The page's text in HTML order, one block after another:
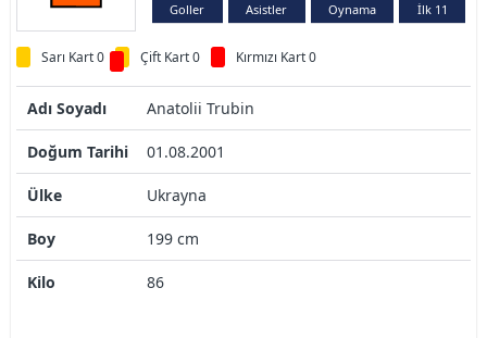
Goller Asistler Oynama İlk 11
Sarı Kart 0 Çift Kart 0 Kırmızı Kart 0
Adı Soyadı Anatolii Trubin
Doğum Tarihi 01.08.2001
Ülke Ukrayna
Boy 199 cm
Kilo 86